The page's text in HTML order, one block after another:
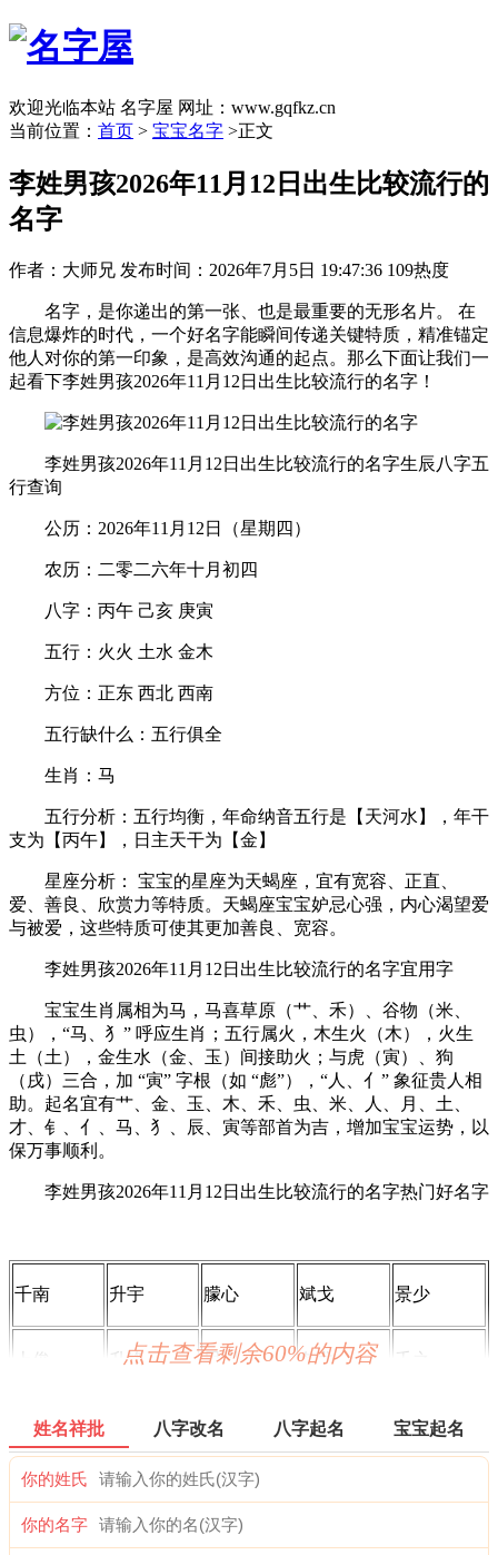
欢迎光临本站 名字屋 网址：www.gqfkz.cn
当前位置： 首页 > 宝宝名字 >正文
李姓男孩2026年11月12日出生比较流行的
名字
作者：大师兄 发布时间：2026年7月5日 19:47:36 109热度
名字，是你递出的第一张、也是最重要的无形名片。 在
信息爆炸的时代，一个好名字能瞬间传递关键特质，精准锚定
他人对你的第一印象，是高效沟通的起点。那么下面让我们一
起看下李姓男孩2026年11月12日出生比较流行的名字！
李姓男孩2026年11月12日出生比较流行的名字生辰八字五
行查询
公历：2026年11月12日（星期四）
农历：二零二六年十月初四
八字：丙午 己亥 庚寅
五行：火火 土水 金木
方位：正东 西北 西南
五行缺什么：五行俱全
生肖：马
五行分析：五行均衡，年命纳音五行是【天河水】，年干
支为【丙午】，日主天干为【金】
星座分析： 宝宝的星座为天蝎座，宜有宽容、正直、
爱、善良、欣赏力等特质。天蝎座宝宝妒忌心强，内心渴望爱
与被爱，这些特质可使其更加善良、宽容。
李姓男孩2026年11月12日出生比较流行的名字宜用字
宝宝生肖属相为马，马喜草原（艹、禾）、谷物（米、
虫），“马、犭” 呼应生肖；五行属火，木生火（木），火生
土（土），金生水（金、玉）间接助火；与虎（寅）、狗
（戌）三合，加 “寅” 字根（如 “彪”），“人、亻” 象征贵人相
助。起名宜有艹、金、玉、木、禾、虫、米、人、月、土、
才、钅、亻、马、犭、辰、寅等部首为吉，增加宝宝运势，以
保万事顺利。
李姓男孩2026年11月12日出生比较流行的名字热门好名字
千南 升宇 朦心 斌戈 景少
上俊 升锋 思川 冬戈 千之
才钰 心力 景川 才群
心映 睿川 杏心
点击查看剩余60%的内容
姓名祥批 八字改名 八字起名 宝宝起名
你的姓氏
你的名字